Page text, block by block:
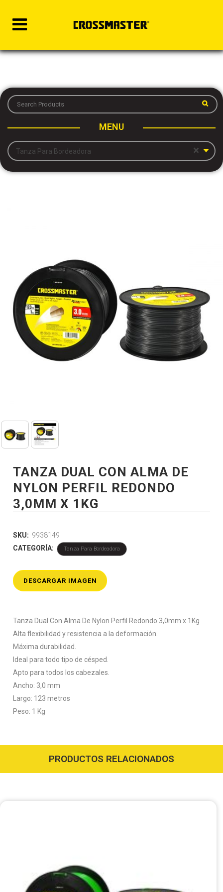
MENU
×
Tanza Para Bordeadora
TANZA DUAL CON ALMA DE
NYLON PERFIL REDONDO
3,0MM X 1KG
SKU: 9938149
CATEGORÍA:
Tanza Para Bordeadora
DESCARGAR IMAGEN
Tanza Dual Con Alma De Nylon Perfil Redondo 3,0mm x 1Kg
Alta flexibilidad y resistencia a la deformación.
Máxima durabilidad.
Ideal para todo tipo de césped.
Apto para todos los cabezales.
Ancho: 3,0 mm
Largo: 123 metros
Peso: 1 Kg
PRODUCTOS RELACIONADOS